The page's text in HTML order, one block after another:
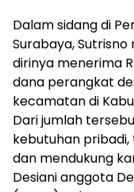
Dalam sidang di
Surabaya,
dirinya menerima
dana perangkat
kecamatan di
Dari jumlah
kebutuhan
dan mendukung
Desiani anggota